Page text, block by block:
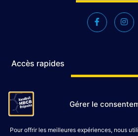
Gérer le
Pour offrir les meilleures expériences, nous
Accès rapides
Le Club
Shop